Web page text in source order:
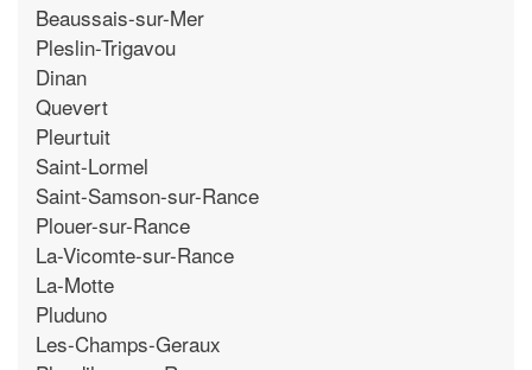
Beaussais-sur-Mer
Pleslin-Trigavou
Dinan
Quevert
Pleurtuit
Saint-Lormel
Saint-Samson-sur-Rance
Plouer-sur-Rance
La-Vicomte-sur-Rance
La-Motte
Pluduno
Les-Champs-Geraux